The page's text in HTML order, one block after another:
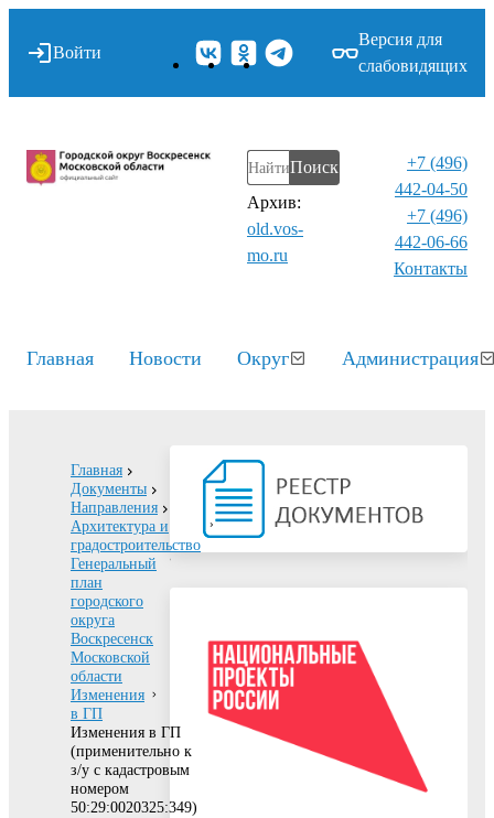
Войти
Версия для
слабовидящих
Поиск
Архив:
old.vos-
mo.ru
+7 (496)
442-04-50
+7 (496)
442-06-66
Контакты⁠
Главная Новости Округ Администрация
Главная
Документы
Направления
Архитектура и
градостроительство
Генеральный
план
городского
округа
Воскресенск
Московской
области
Изменения
в ГП
Изменения в ГП
(применительно к
з/у с кадастровым
номером
50:29:0020325:349)